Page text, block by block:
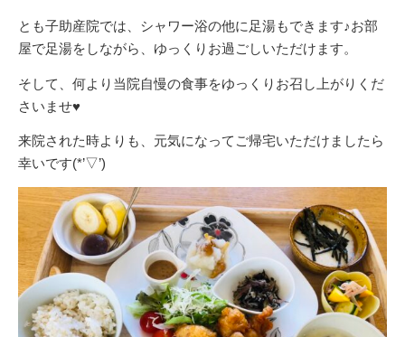
とも子助産院では、シャワー浴の他に足湯もできます♪お部
屋で足湯をしながら、ゆっくりお過ごしいただけます。
そして、何より当院自慢の食事をゆっくりお召し上がりくだ
さいませ♥
来院された時よりも、元気になってご帰宅いただけましたら
幸いです(*’▽’)